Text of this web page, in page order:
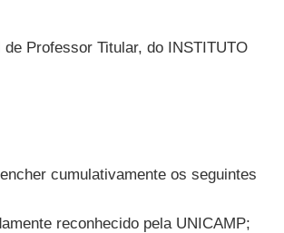
Professor Titular, do INSTITUTO
cumulativamente os seguintes
reconhecido pela UNICAMP;